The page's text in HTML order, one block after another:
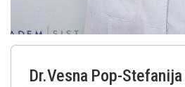
Dr.Vesna Pop-